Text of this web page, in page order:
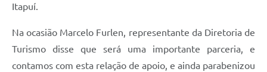
Itapuí.
Na ocasião Marcelo Furlen, representante da Diretoria de
Turismo disse que será uma importante parceria, e
contamos com esta relação de apoio, e ainda parabenizou